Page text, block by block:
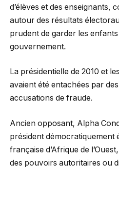
d’élèves et des enseignants,
autour des résultats
prudent de garder les
gouvernement.
La présidentielle de 2010 et
avaient été entachées par
accusations de fraude.
Ancien opposant, Alpha
président démocratiquement
française d’Afrique de
des pouvoirs autoritaires ou